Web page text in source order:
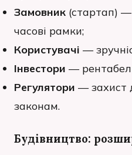
Замовник (стартап) —
часові рамки;
Користувачі —
Інвестори —
Регулятори — захист
законам.
Будівництво: